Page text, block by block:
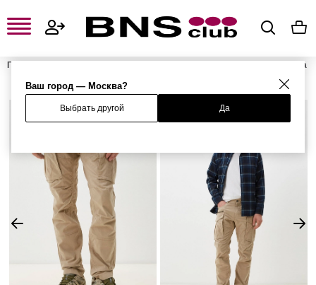
Ваш город — Москва?
Выбрать другой Да
Главная
Мужская одежда